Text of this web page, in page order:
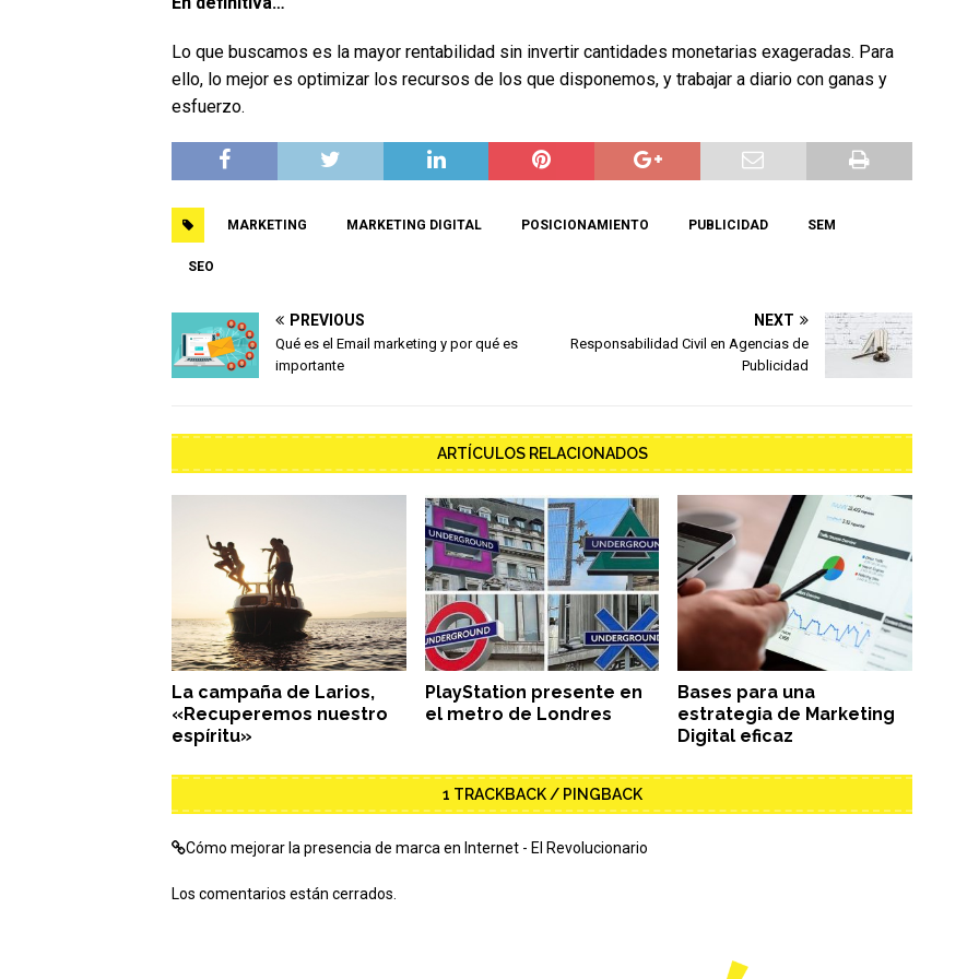
Lo que buscamos es la mayor rentabilidad sin invertir cantidades monetarias exageradas. Para
ello, lo mejor es optimizar los recursos de los que disponemos, y trabajar a diario con ganas y
esfuerzo.
MARKETING MARKETING DIGITAL POSICIONAMIENTO PUBLICIDAD SEM
SEO
PREVIOUS
Qué es el Email marketing y por qué es
importante
NEXT
Responsabilidad Civil en Agencias de
Publicidad
ARTÍCULOS RELACIONADOS
La campaña de Larios,
«Recuperemos nuestro
espíritu»
PlayStation presente en
el metro de Londres
Bases para una
estrategia de Marketing
Digital eficaz
1 TRACKBACK / PINGBACK
Cómo mejorar la presencia de marca en Internet - El Revolucionario
Los comentarios están cerrados.